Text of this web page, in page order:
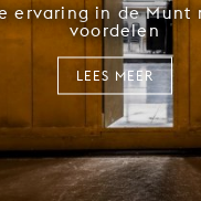
ervaring in de Munt
voordelen
LEES MEER